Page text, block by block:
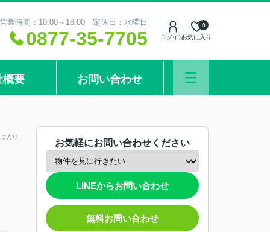
営業時間：10:00～18:00 定休日：水曜日
0877-35-7705 ログインお気に入り
0
概要 お問い合わせ
入り
お気軽にお問い合わせください
LINEからお問い合わせ
無料お問い合わせ